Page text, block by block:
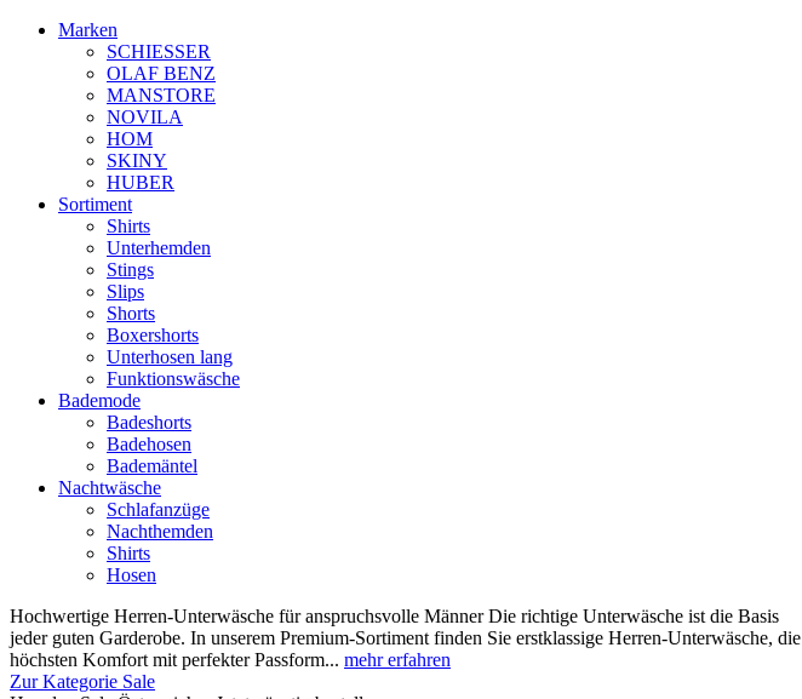
Marken
SCHIESSER
OLAF BENZ
MANSTORE
NOVILA
HOM
SKINY
HUBER
Sortiment
Shirts
Unterhemden
Stings
Slips
Shorts
Boxershorts
Unterhosen lang
Funktionswäsche
Bademode
Badeshorts
Badehosen
Bademäntel
Nachtwäsche
Schlafanzüge
Nachthemden
Shirts
Hosen
Hochwertige Herren-Unterwäsche für anspruchsvolle Männer Die richtige Unterwäsche ist die Basis
jeder guten Garderobe. In unserem Premium-Sortiment finden Sie erstklassige Herren-Unterwäsche, die
höchsten Komfort mit perfekter Passform... mehr erfahren
Zur Kategorie Sale